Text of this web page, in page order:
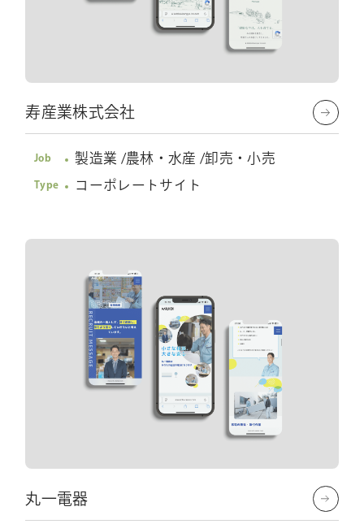
寿産業株式会社
Job 製造業 /農林・水産 /卸売・小売
Type コーポレートサイト
丸一電器